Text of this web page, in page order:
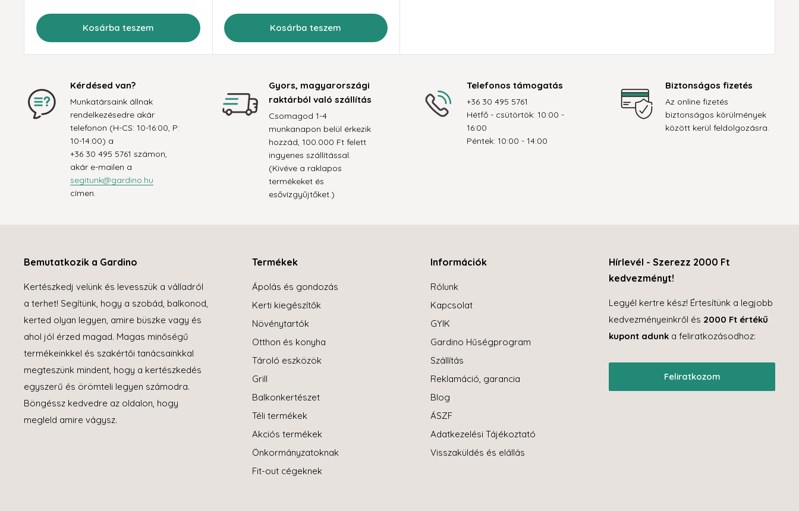
Kosárba teszem Kosárba teszem
Kérdésed van?
Munkatársaink állnak
rendelkezésedre akár
telefonon (H-CS: 10-16:00, P:
10-14:00) a
+36 30 495 5761 számon,
akár e-mailen a
segitunk@gardino.hu
címen.
Gyors, magyarországi
raktárból való szállítás
Csomagod 1-4
munkanapon belül érkezik
hozzád, 100.000 Ft felett
ingyenes szállítással.
(Kivéve a raklapos
termékeket és
esővízgyűjtőket.)
Telefonos támogatás
+36 30 495 5761
Hétfő - csütörtök: 10:00 -
16:00
Péntek: 10:00 - 14:00
Biztonságos fizetés
Az online fizetés
biztonságos körülmények
között kerül feldolgozásra.
Bemutatkozik a Gardino
Kertészkedj velünk és levesszük a válladról
a terhet! Segítünk, hogy a szobád, balkonod,
kerted olyan legyen, amire büszke vagy és
ahol jól érzed magad. Magas minőségű
termékeinkkel és szakértői tanácsainkkal
megteszünk mindent, hogy a kertészkedés
egyszerű és örömteli legyen számodra.
Böngéssz kedvedre az oldalon, hogy
megleld amire vágysz.
Termékek
Ápolás és gondozás
Kerti kiegészítők
Növénytartók
Otthon és konyha
Tároló eszközök
Grill
Balkonkertészet
Téli termékek
Akciós termékek
Önkormányzatoknak
Fit-out cégeknek
Információk
Rólunk
Kapcsolat
GYIK
Gardino Hűségprogram
Szállítás
Reklamáció, garancia
Blog
ÁSZF
Adatkezelési Tájékoztató
Visszaküldés és elállás
Hírlevél - Szerezz 2000 Ft
kedvezményt!
Legyél kertre kész! Értesítünk a legjobb
kedvezményeinkről és 2000 Ft értékű
kupont adunk a feliratkozásodhoz:
Feliratkozom